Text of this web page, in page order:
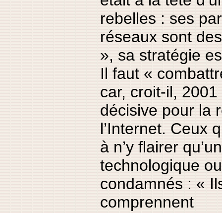
rebelles : ses
réseaux sont
», sa stratégie
Il faut «
car, croit-il,
décisive pour la
l’Internet. Ceux
à n’y flairer
technologique
condamnés : «
comprennent